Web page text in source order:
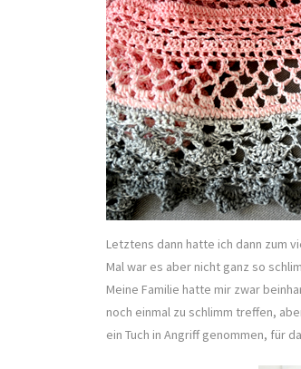
Letztens dann hatte ich dann zum
Mal war es aber nicht ganz so
Meine Familie hatte mir zwar
noch einmal zu schlimm treffen,
ein Tuch in Angriff genommen, für